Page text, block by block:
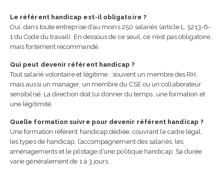
Le référent handicap est-il obligatoire ?
Oui, dans toute entreprise d’au moins 250 salariés (article L. 5213-6-
1 du Code du travail). En dessous de ce seuil, ce n’est pas obligatoire,
mais fortement recommandé.
Qui peut devenir référent handicap ?
Tout salarié volontaire et légitime : souvent un membre des RH,
mais aussi un manager, un membre du CSE ou un collaborateur
sensibilisé. La direction doit lui donner du temps, une formation et
une légitimité.
Quelle formation suivre pour devenir référent handicap ?
Une formation référent handicap dédiée, couvrant le cadre légal,
les types de handicap, l’accompagnement des salariés, les
aménagements et le pilotage d’une politique handicap. Sa durée
varie généralement de 1 à 3 jours.